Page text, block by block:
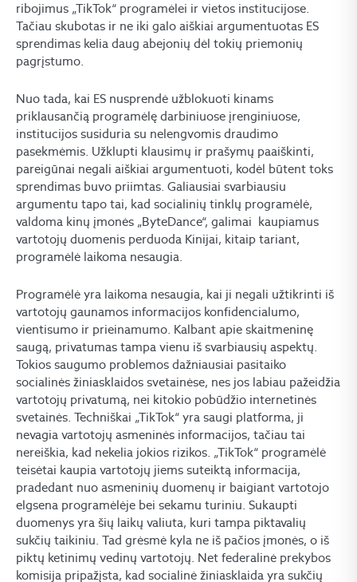
ribojimus „TikTok“ programėlei ir vietos institucijose.
Tačiau skubotas ir ne iki galo aiškiai argumentuotas ES
sprendimas kelia daug abejonių dėl tokių priemonių
pagrįstumo.
Nuo tada, kai ES nusprendė užblokuoti kinams
priklausančią programėlę darbiniuose įrenginiuose,
institucijos susiduria su nelengvomis draudimo
pasekmėmis. Užklupti klausimų ir prašymų paaiškinti,
pareigūnai negali aiškiai argumentuoti, kodėl būtent toks
sprendimas buvo priimtas. Galiausiai svarbiausiu
argumentu tapo tai, kad socialinių tinklų programėlė,
valdoma kinų įmonės „ByteDance“, galimai kaupiamus
vartotojų duomenis perduoda Kinijai, kitaip tariant,
programėlė laikoma nesaugia.
Programėlė yra laikoma nesaugia, kai ji negali užtikrinti iš
vartotojų gaunamos informacijos konfidencialumo,
vientisumo ir prieinamumo. Kalbant apie skaitmeninę
saugą, privatumas tampa vienu iš svarbiausių aspektų.
Tokios saugumo problemos dažniausiai pasitaiko
socialinės žiniasklaidos svetainėse, nes jos labiau pažeidžia
vartotojų privatumą, nei kitokio pobūdžio internetinės
svetainės. Techniškai „TikTok“ yra saugi platforma, ji
nevagia vartotojų asmeninės informacijos, tačiau tai
nereiškia, kad nekelia jokios rizikos. „TikTok“ programėlė
teisėtai kaupia vartotojų jiems suteiktą informacija,
pradedant nuo asmeninių duomenų ir baigiant vartotojo
elgsena programėlėje bei sekamu turiniu. Sukaupti
duomenys yra šių laikų valiuta, kuri tampa piktavalių
sukčių taikiniu. Tad grėsmė kyla ne iš pačios įmonės, o iš
piktų ketinimų vedinų vartotojų. Net federalinė prekybos
komisija pripažįsta, kad socialinė žiniasklaida yra sukčių